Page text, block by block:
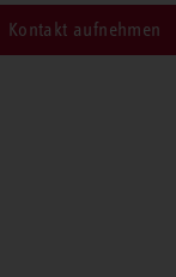
Kontakt aufnehmen